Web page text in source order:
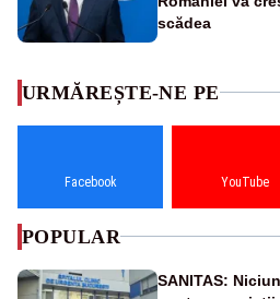
scădea
URMĂREȘTE-NE PE
Facebook YouTube
POPULAR
SANITAS: